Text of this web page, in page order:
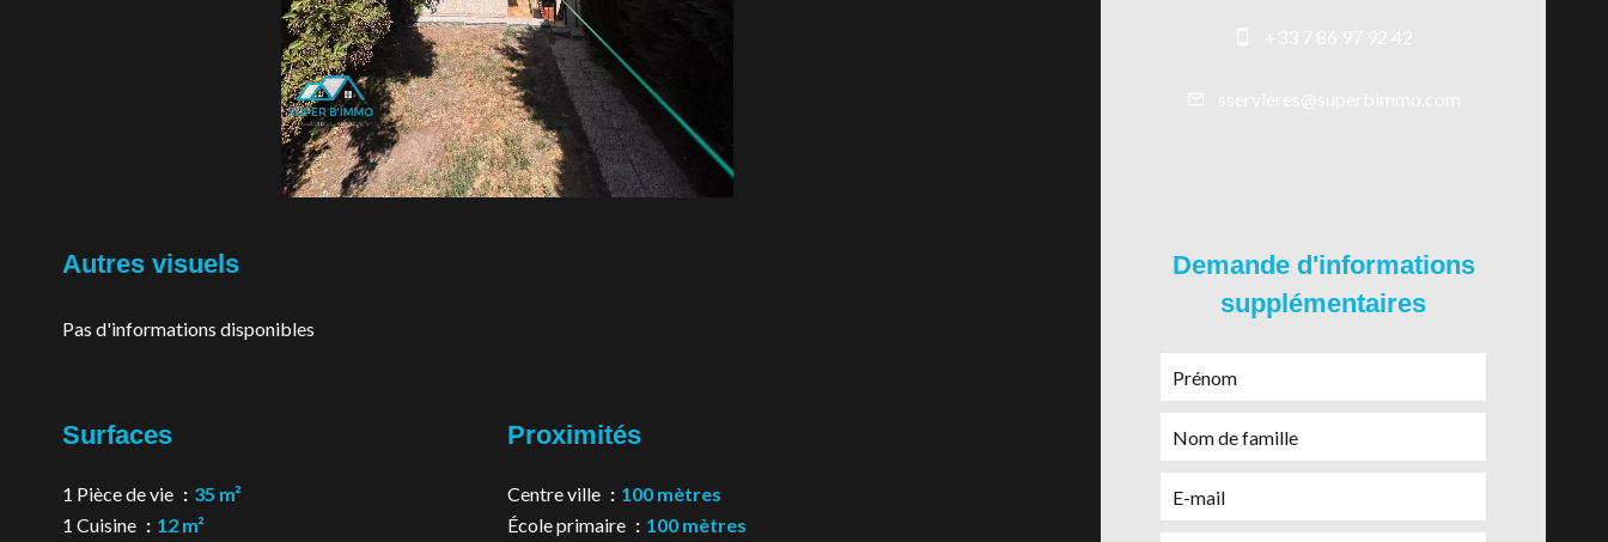
Autres visuels
Pas d'informations disponibles
Surfaces
1 Pièce de vie
35 m²
1 Cuisine
12 m²
Proximités
Centre ville
100 mètres
École primaire
100 mètres
Demande d'informations
supplémentaires